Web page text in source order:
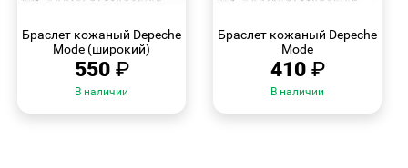
Браслет кожаный Depeche
Mode (широкий)
550 ₽
В наличии
Браслет кожаный Depeche
Mode
410 ₽
В наличии